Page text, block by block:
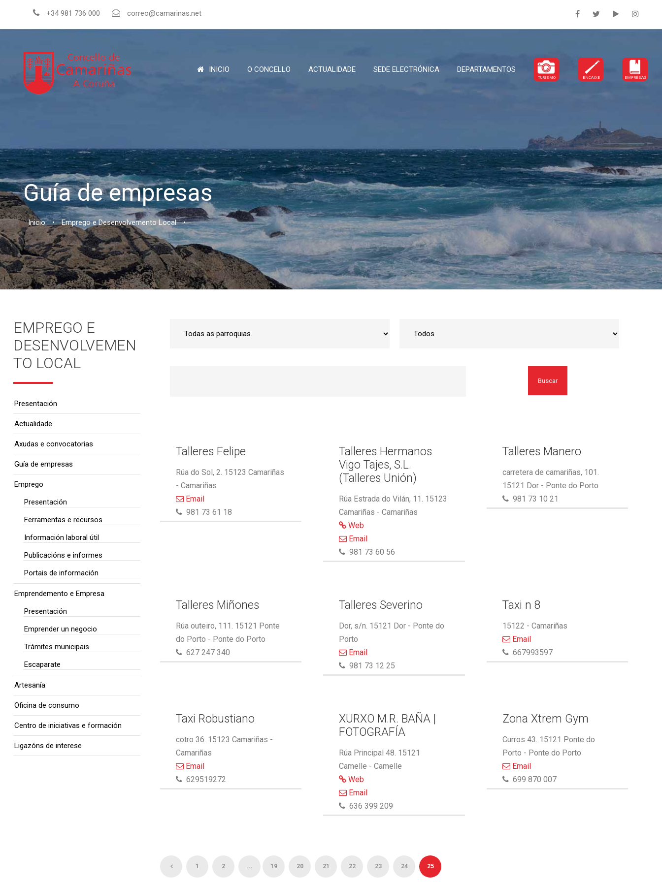
+34 981 736 000 correo@camarinas.net
INICIO O CONCELLO ACTUALIDADE SEDE ELECTRÓNICA DEPARTAMENTOS
TURISMO ENCAIXE EMPRESAS
Guía de empresas
Inicio • Emprego e Desenvolvemento Local •
Buscar
Talleres Felipe
Rúa do Sol, 2. 15123 Camariñas
- Camariñas
Email
981 73 61 18
Talleres Hermanos
Vigo Tajes, S.L.
(Talleres Unión)
Rúa Estrada do Vilán, 11. 15123
Camariñas - Camariñas
Web
Email
981 73 60 56
Talleres Manero
carretera de camariñas, 101.
15121 Dor - Ponte do Porto
981 73 10 21
Talleres Miñones
Rúa outeiro, 111. 15121 Ponte
do Porto - Ponte do Porto
627 247 340
Talleres Severino
Dor, s/n. 15121 Dor - Ponte do
Porto
Email
981 73 12 25
Taxi n 8
15122 - Camariñas
Email
667993597
Taxi Robustiano
cotro 36. 15123 Camariñas -
Camariñas
Email
629519272
XURXO M.R. BAÑA |
FOTOGRAFÍA
Rúa Principal 48. 15121
Camelle - Camelle
Web
Email
636 399 209
Zona Xtrem Gym
Curros 43. 15121 Ponte do
Porto - Ponte do Porto
Email
699 870 007
1 2 ... 19 20 21 22 23 24 25
EMPREGO E
DESENVOLVEMEN
TO LOCAL
Presentación
Actualidade
Axudas e convocatorias
Guía de empresas
Emprego
Presentación
Ferramentas e recursos
Información laboral útil
Publicacións e informes
Portais de información
Emprendemento e Empresa
Presentación
Emprender un negocio
Trámites municipais
Escaparate
Artesanía
Oficina de consumo
Centro de iniciativas e formación
Ligazóns de interese